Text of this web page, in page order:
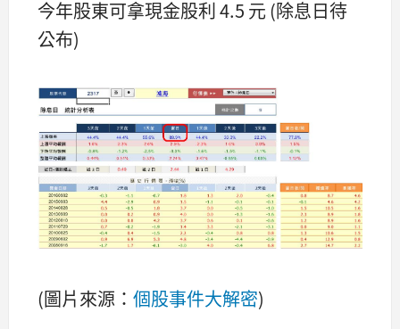
今年股東可拿現金股利 4.5 元 (除息日待
公布)
(圖片來源： 個股事件大解密)